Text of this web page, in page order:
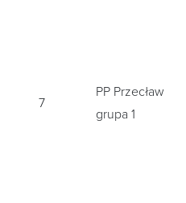
7
PP Przecław
grupa 1